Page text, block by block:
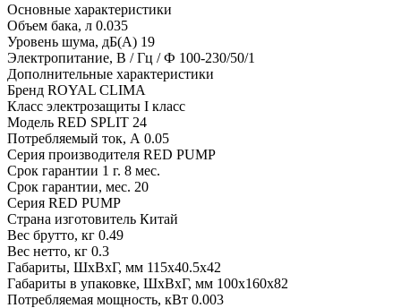
Основные характеристики
Объем бака, л 0.035
Уровень шума, дБ(А) 19
Электропитание, В / Гц / Ф 100-230/50/1
Дополнительные характеристики
Бренд ROYAL CLIMA
Класс электрозащиты I класс
Модель RED SPLIT 24
Потребляемый ток, А 0.05
Серия производителя RED PUMP
Срок гарантии 1 г. 8 мес.
Срок гарантии, мес. 20
Серия RED PUMP
Страна изготовитель Китай
Вес брутто, кг 0.49
Вес нетто, кг 0.3
Габариты, ШxВxГ, мм 115x40.5x42
Габариты в упаковке, ШxВxГ, мм 100x160x82
Потребляемая мощность, кВт 0.003